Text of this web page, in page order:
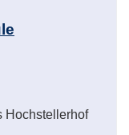
Hochstellerhof